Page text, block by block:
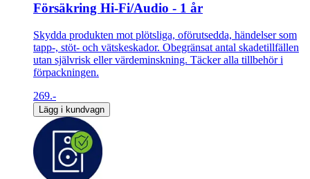
Försäkring Hi-Fi/Audio - 1 år
Skydda produkten mot plötsliga, oförutsedda, händelser som
tapp-, stöt- och vätskeskador. Obegränsat antal skadetillfällen
utan självrisk eller värdeminskning. Täcker alla tillbehör i
förpackningen.
269.-
Lägg i kundvagn